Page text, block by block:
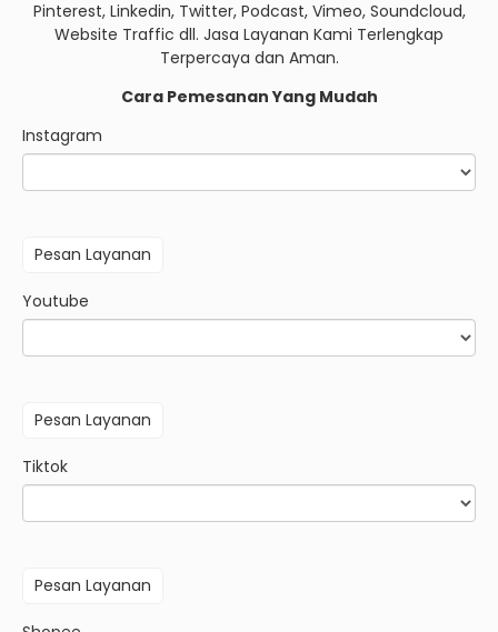
Pinterest, Linkedin, Twitter, Podcast, Vimeo, Soundcloud,
Website Traffic dll. Jasa Layanan Kami Terlengkap
Terpercaya dan Aman.
Cara Pemesanan Yang Mudah
Instagram
Youtube
Tiktok